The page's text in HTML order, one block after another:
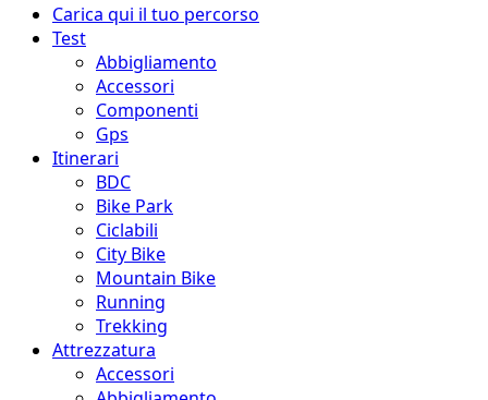
Menu
principale
Carica qui il tuo percorso
Test
Abbigliamento
Accessori
Componenti
Gps
Itinerari
BDC
Bike Park
Ciclabili
City Bike
Mountain Bike
Running
Trekking
Attrezzatura
Accessori